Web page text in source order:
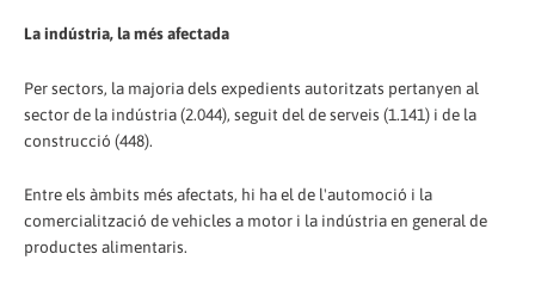
La indústria, la més afectada
Per sectors, la majoria dels expedients autoritzats pertanyen al
sector de la indústria (2.044), seguit del de serveis (1.141) i de la
construcció (448).
Entre els àmbits més afectats, hi ha el de l'automoció i la
comercialització de vehicles a motor i la indústria en general de
productes alimentaris.